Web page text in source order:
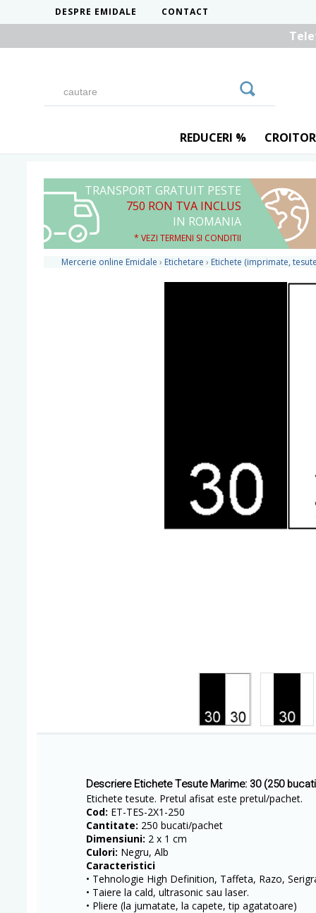
DESPRE EMIDALE CONTACT
REDUCERI %
TRANSPORT GRATUIT PESTE
750 RON TVA INCLUS
IN ROMANIA
* VEZI TERMENI SI CONDITII
Mercerie online Emidale › Etichetare › Etichete (imprimate,
Descriere Etichete Tesute Marime: 30 (250
Etichete tesute. Pretul afisat este pretul/pachet.
Cod: ET-TES-2X1-250
Cantitate: 250 bucati/pachet
Dimensiuni: 2 x 1 cm
Culori: Negru, Alb
Caracteristici
• Tehnologie High Definition, Taffeta, Razo,
• Taiere la cald, ultrasonic sau laser.
• Pliere (la jumatate, la capete, tip agatatoare)